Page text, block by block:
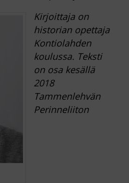
Kirjoittaja on
historian opettaja
Kontiolahden
koulussa. Teksti
on osa kesällä
2018
Tammenlehvän
Perinneliiton